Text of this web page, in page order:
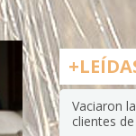
Vaciaron
clientes